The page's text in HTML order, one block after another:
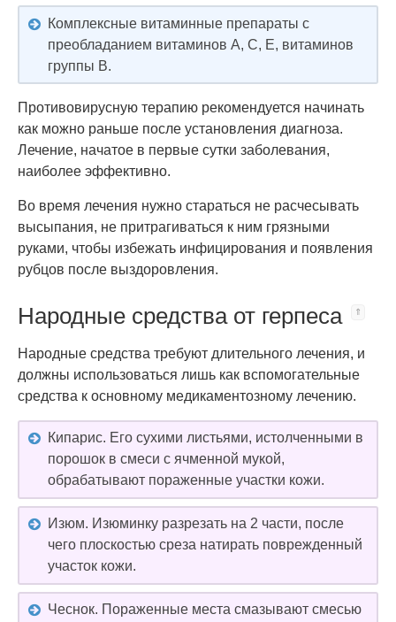
Комплексные витаминные препараты с
преобладанием витаминов А, С, Е, витаминов
группы В.
Противовирусную терапию рекомендуется начинать
как можно раньше после установления диагноза.
Лечение, начатое в первые сутки заболевания,
наиболее эффективно.
Во время лечения нужно стараться не расчесывать
высыпания, не притрагиваться к ним грязными
руками, чтобы избежать инфицирования и появления
рубцов после выздоровления.
Народные средства от герпеса
Народные средства требуют длительного лечения, и
должны использоваться лишь как вспомогательные
средства к основному медикаментозному лечению.
Кипарис. Его сухими листьями, истолченными в
порошок в смеси с ячменной мукой,
обрабатывают пораженные участки кожи.
Изюм. Изюминку разрезать на 2 части, после
чего плоскостью среза натирать поврежденный
участок кожи.
Чеснок. Пораженные места смазывают смесью